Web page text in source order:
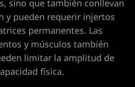
sino que también conllevan
y pueden requerir injertos
permanentes. Las
y músculos también
limitar la amplitud de
física.